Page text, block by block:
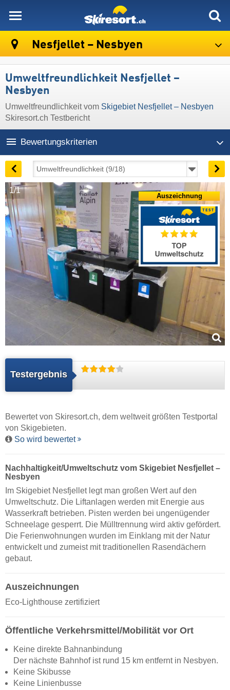
Nesfjellet – Nesbyen
Umweltfreundlichkeit Nesfjellet –
Nesbyen
Umweltfreundlichkeit vom Skigebiet Nesfjellet – Nesbyen
Skiresort.ch Testbericht
Bewertungskriterien
1/1
Testergebnis
Auszeichnung
Bewertet von Skiresort.ch, dem weltweit größten Testportal
von Skigebieten.
So wird bewertet
Nachhaltigkeit/Umweltschutz vom Skigebiet Nesfjellet –
Nesbyen
Im Skigebiet Nesfjellet legt man großen Wert auf den
Umweltschutz. Die Liftanlagen werden mit Energie aus
Wasserkraft betrieben. Pisten werden bei ungenügender
Schneelage gesperrt. Die Mülltrennung wird aktiv gefördert.
Die Ferienwohnungen wurden im Einklang mit der Natur
entwickelt und zumeist mit traditionellen Rasendächern
gebaut.
Auszeichnungen
Eco-Lighthouse zertifiziert
Öffentliche Verkehrsmittel/Mobilität vor Ort
Keine direkte Bahnanbindung
Der nächste Bahnhof ist rund 15 km entfernt in Nesbyen.
Keine Skibusse
Keine Linienbusse